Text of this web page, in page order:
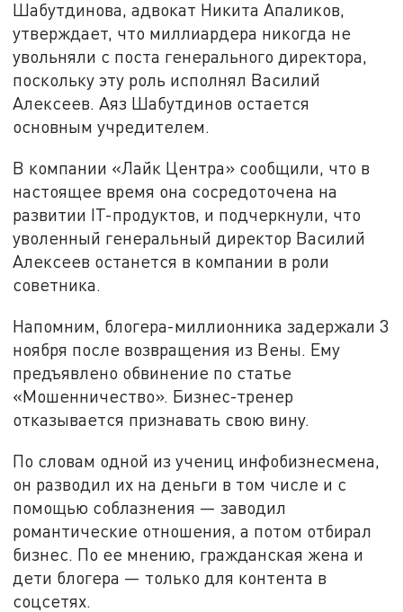
Шабутдинова, адвокат Никита Апаликов,
утверждает, что миллиардера никогда не
увольняли с поста генерального директора,
поскольку эту роль исполнял Василий
Алексеев. Аяз Шабутдинов остается
основным учредителем.
В компании «Лайк Центра» сообщили, что в
настоящее время она сосредоточена на
развитии IT-продуктов, и подчеркнули, что
уволенный генеральный директор Василий
Алексеев останется в компании в роли
советника.
Напомним, блогера-миллионника задержали 3
ноября после возвращения из Вены. Ему
предъявлено обвинение по статье
«Мошенничество». Бизнес-тренер
отказывается признавать свою вину.
По словам одной из учениц инфобизнесмена,
он разводил их на деньги в том числе и с
помощью соблазнения — заводил
романтические отношения, а потом отбирал
бизнес. По ее мнению, гражданская жена и
дети блогера — только для контента в
соцсетях.